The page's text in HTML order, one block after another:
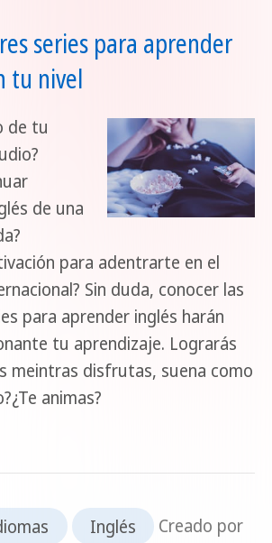
series para aprender
tu nivel
de tu
de una
para adentrarte en el
Sin duda, conocer las
para aprender inglés harán
tu aprendizaje. Lograrás
meintras disfrutas, suena como
animas?
Inglés
Creado por